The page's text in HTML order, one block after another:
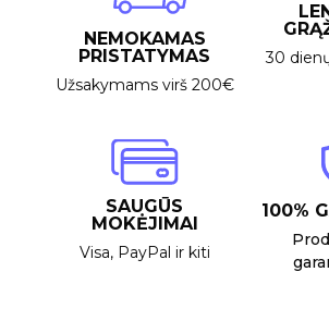
NEMOKAMAS
PRISTATYMAS
Užsakymams virš 200€
30
SAUGŪS
MOKĖJIMAI
Visa, PayPal ir kiti
100%